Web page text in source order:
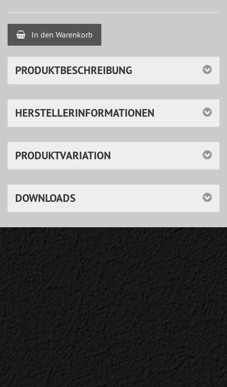
In den Warenkorb
PRODUKTBESCHREIBUNG
HERSTELLERINFORMATIONEN
PRODUKTVARIATION
DOWNLOADS